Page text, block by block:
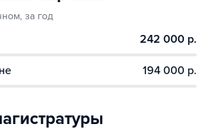
за год
242 000 р.
194 000 р.